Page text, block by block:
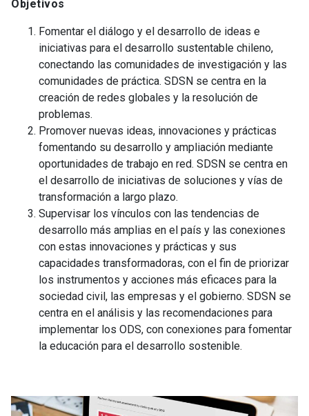
Objetivos
Fomentar el diálogo y el desarrollo de ideas e
iniciativas para el desarrollo sustentable chileno,
conectando las comunidades de investigación y las
comunidades de práctica. SDSN se centra en la
creación de redes globales y la resolución de
problemas.
Promover nuevas ideas, innovaciones y prácticas
fomentando su desarrollo y ampliación mediante
oportunidades de trabajo en red. SDSN se centra en
el desarrollo de iniciativas de soluciones y vías de
transformación a largo plazo.
Supervisar los vínculos con las tendencias de
desarrollo más amplias en el país y las conexiones
con estas innovaciones y prácticas y sus
capacidades transformadoras, con el fin de priorizar
los instrumentos y acciones más eficaces para la
sociedad civil, las empresas y el gobierno. SDSN se
centra en el análisis y las recomendaciones para
implementar los ODS, con conexiones para fomentar
la educación para el desarrollo sostenible.